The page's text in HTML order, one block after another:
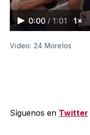
0:00 / 1:01 1×
Video: 24 Morelos
Síguenos en Twitter